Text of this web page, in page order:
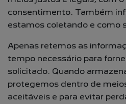
consentimento. Também
estamos coletando e como
Apenas retemos as
tempo necessário para
solicitado. Quando
protegemos dentro de
aceitáveis e para evitar